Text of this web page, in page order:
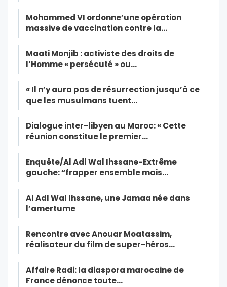
Mohammed VI ordonne’une opération
massive de vaccination contre la…
Maati Monjib : activiste des droits de
l’Homme « persécuté » ou…
« Il n’y aura pas de résurrection jusqu’à ce
que les musulmans tuent…
Dialogue inter-libyen au Maroc: « Cette
réunion constitue le premier…
Enquête/Al Adl Wal Ihssane-Extrême
gauche: “frapper ensemble mais…
Al Adl Wal Ihssane, une Jamaa née dans
l’amertume
Rencontre avec Anouar Moatassim,
réalisateur du film de super-héros…
Affaire Radi: la diaspora marocaine de
France dénonce toute…